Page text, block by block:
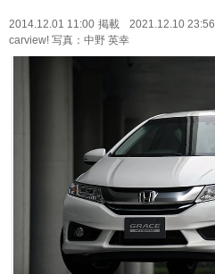
2014.12.01 11:00 掲載 2021.12.10 23:56
carview! 写真：中野 英幸